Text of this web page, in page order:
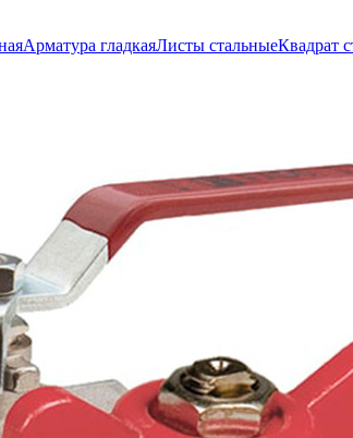
Арматура гладкаяЛисты стальныеКвадрат